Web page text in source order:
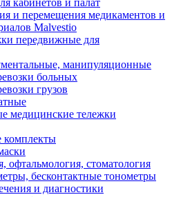
кабинетов и палат
и перемещения медикаментов и
Malvestio
передвижные для
манипуляционные
больных
грузов
медицинские тележки
офтальмология, стоматология
бесконтактные тонометры
и диагностики